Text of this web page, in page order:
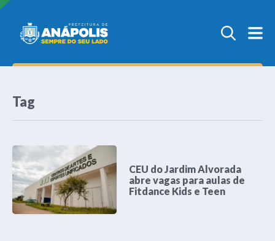
Tag
CEU do Jardim Alvorada
abre vagas para aulas de
Fitdance Kids e Teen